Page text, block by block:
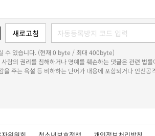
수 있습니다. (현재 0 byte / 최대 400byte)
람의 권리를 침해하거나 명예를 훼손하는 댓글은 관련 법
을 주는 욕설 등 비하하는 단어가 내용에 포함되거나 인신